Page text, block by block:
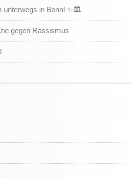
unterwegs in Bonn! ✨🏛️
gegen Rassismus